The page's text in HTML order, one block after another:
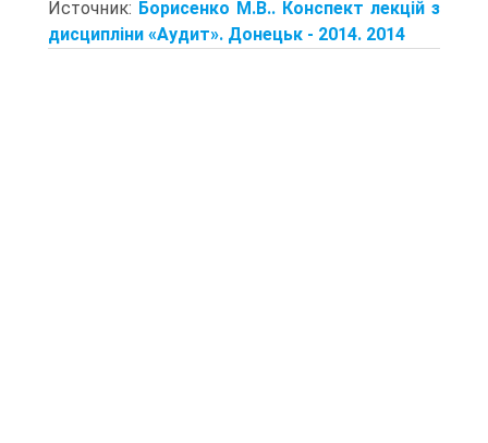
Источник: Борисенко М.В.. Конспект лекцій з
дисципліни «Аудит». Донецьк - 2014. 2014